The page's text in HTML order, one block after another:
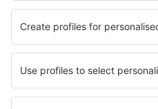
Hoteluri în Mănăstirea Humorului
Cele mai bune hoteluri - orașe
Hoteluri în Cherasco